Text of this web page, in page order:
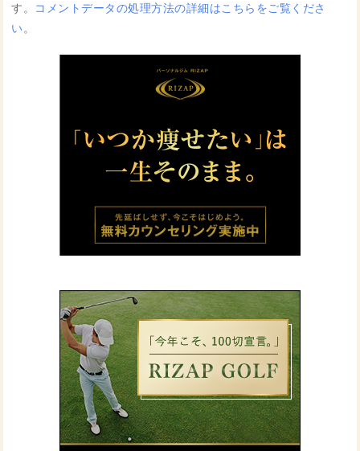
す。 コメントデータの処理方法の詳細はこちらをご覧くださ
い。